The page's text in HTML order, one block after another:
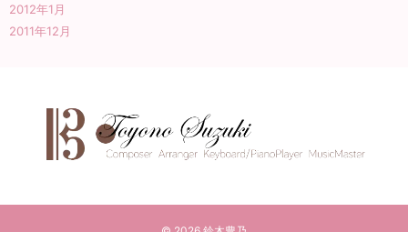
2012年1月
2011年12月